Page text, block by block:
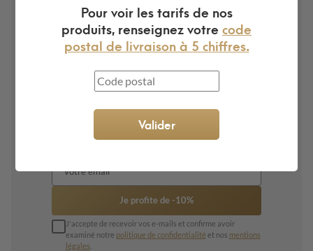
Bénéficiez de-10% sur
votre prochaine
commandeen vous
inscrivant à notre
newsletter
Je profite de -10%
J'accepte de recevoir vos e-mails et confirme avoir
examiné notre politique de confidentialité et nos mentions
légales
Pour voir les tarifs de nos
produits, renseignez votre code
postal de livraison à 5 chiffres.
Valider